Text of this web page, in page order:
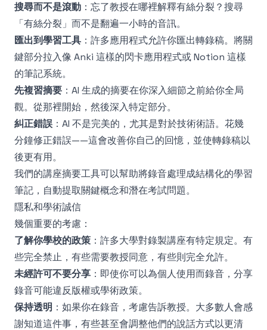
搜尋而不是滾動 ：忘了教授在哪裡解釋有絲分裂？搜尋
「有絲分裂」而不是翻遍一小時的音訊。
匯出到學習工具 ：許多應用程式允許你匯出轉錄稿。將關
鍵部分拉入像 Anki 這樣的閃卡應用程式或 Notion 這樣
的筆記系統。
先複習摘要 ：AI 生成的摘要在你深入細節之前給你全局
觀。從那裡開始，然後深入特定部分。
糾正錯誤 ：AI 不是完美的，尤其是對於技術術語。花幾
分鐘修正錯誤——這會改善你自己的回憶，並使轉錄稿以
後更有用。
我們的講座摘要工具可以幫助將錄音處理成結構化的學習
筆記，自動提取關鍵概念和潛在考試問題。
隱私和學術誠信
幾個重要的考慮：
了解你學校的政策 ：許多大學對錄製講座有特定規定。有
些完全禁止，有些需要教授同意，有些則完全允許。
未經許可不要分享 ：即使你可以為個人使用而錄音，分享
錄音可能違反版權或學術政策。
保持透明 ：如果你在錄音，考慮告訴教授。大多數人會感
謝知道這件事，有些甚至會調整他們的說話方式以更清